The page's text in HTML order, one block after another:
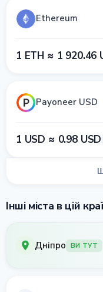
Ethereum
1 ETH ≈ 1 920.46
Payoneer USD
1 USD ≈ 0.98 USD
Інші міста в цій
Дніпро ВИ ТУТ